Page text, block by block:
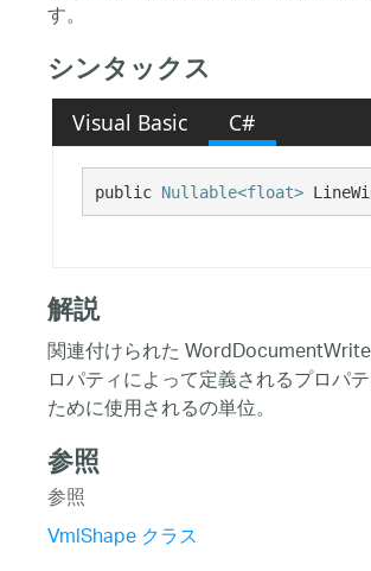
す。
シンタックス
Visual Basic C#
public Nullable<float>
解説
関連付けられた
ロパティによって定義されるプロパ
ために使用されるの単位。
参照
参照
VmlShape クラス